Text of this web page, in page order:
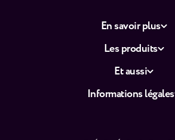
En savoir plus
Les produits
Et aussi
Informations légales